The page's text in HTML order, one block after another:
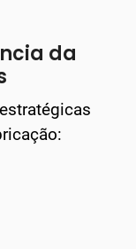
da